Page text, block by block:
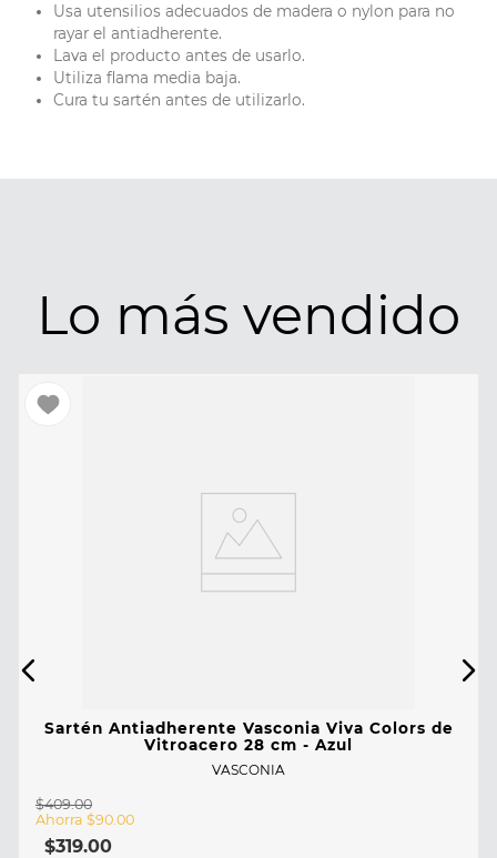
Usa utensilios adecuados de madera o nylon para no
rayar el antiadherente.
Lava el producto antes de usarlo.
Utiliza flama media baja.
Cura tu sartén antes de utilizarlo.
Lo más vendido
Sartén Antiadherente Vasconia Viva Colors de
Vitroacero 28 cm - Azul
VASCONIA
$409.00
Ahorra $90 00
$319.00